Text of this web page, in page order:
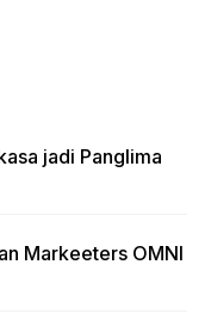
jadi Panglima
Markeeters OMNI